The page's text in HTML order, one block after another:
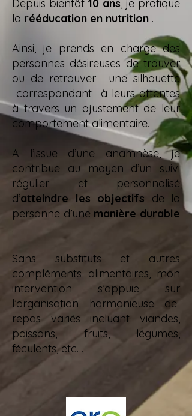
Depuis bientôt 10 ans, je pratique
la rééducation en nutrition .
Ainsi, je prends en charge des
personnes désireuses de trouver
ou de retrouver une silhouette
correspondant à leurs attentes
à travers un ajustement de leur
comportement alimentaire.
A l’issue d’une anamnèse, je
contribue au moyen d’un suivi
régulier et personnalisé
d’atteindre les objectifs de la
personne d’une manière durable
.
Sans substituts et autres
compléments alimentaires, mon
intervention s’appuie sur
l’organisation harmonieuse de
repas variés incluant viandes,
poissons, fruits, légumes,
féculents, etc…